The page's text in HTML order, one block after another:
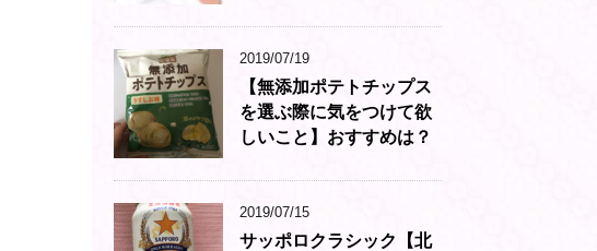
2019/07/19
【無添加ポテトチップス
を選ぶ際に気をつけて欲
しいこと】おすすめは？
2019/07/15
サッポロクラシック【北